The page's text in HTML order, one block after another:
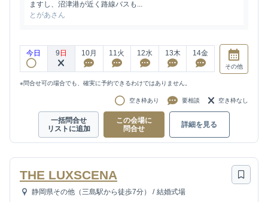
ますし、沼津港が近く路線バスも...
とがあさん
今日 9 日 10月 11火 12水 13木 14金
その他
※問合せ可の場合でも、確実に予約できるわけではありません。
空き枠あり 要相談 空き枠なし
一括問合せ
リストに追加
この会場に
問合せ
詳細を見る
THE LUXSCENA
静岡県その他（三島駅から徒歩7分） / 結婚式場